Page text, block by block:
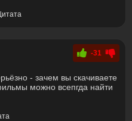
-31
- зачем вы скачиваете
можно всепгда найти